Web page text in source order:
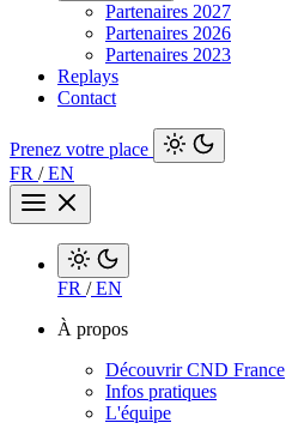
Partenaires 2027
Partenaires 2026
Partenaires 2023
Replays
Contact
Prenez votre place
FR /EN
FR /EN
À propos
Découvrir CND France
Infos pratiques
L'équipe